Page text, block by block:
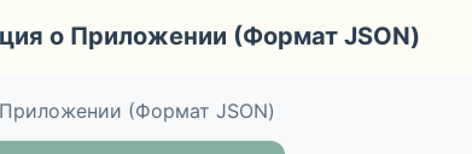
о Приложении (Формат JSON)
(Формат JSON)